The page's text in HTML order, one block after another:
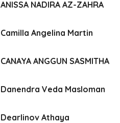
ANISSA NADIRA AZ-ZAHRA
Camilla Angelina Martin
CANAYA ANGGUN SASMITHA
Danendra Veda Masloman
Dearlinov Athaya